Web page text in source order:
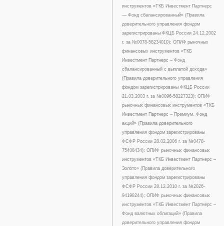
инструментов «ТКБ Инвестмент Партнерс
— Фонд сбалансированный» (Правила
доверительного управления фондом
зарегистрированы ФКЦБ России 24.12.2002
г. за №0078-58234010); ОПИФ рыночных
финансовых инструментов «ТКБ
Инвестмент Партнерс – Фонд
сбалансированный с выплатой дохода»
(Правила доверительного управления
фондом зарегистрированы ФКЦБ России
21.03.2003 г. за №0096-58227323); ОПИФ
рыночных финансовых инструментов «ТКБ
Инвестмент Партнерс – Премиум. Фонд
акций» (Правила доверительного
управления фондом зарегистрированы
ФСФР России 28.02.2006 г. за №0478-
75408434); ОПИФ рыночных финансовых
инструментов «ТКБ Инвестмент Партнерс –
Золото» (Правила доверительного
управления фондом зарегистрированы
ФСФР России 28.12.2010 г. за №2026-
94198244); ОПИФ рыночных финансовых
инструментов «ТКБ Инвестмент Партнерс –
Фонд валютных облигаций» (Правила
доверительного управления фондом